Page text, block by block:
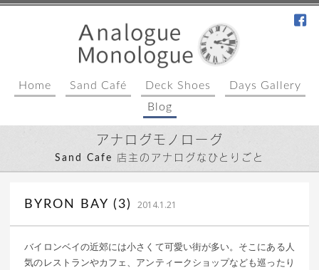
Home Sand Café Deck Shoes
Days Gallery
Blog
アナログモノローグ
Sand Cafe 店主のアナログなひとりごと
BYRON BAY (3) 2014.1.21
バイロンベイの近郊には小さくて可愛い街が多い。そこにある人
気のレストランやカフェ、アンティークショップなども巡ったり